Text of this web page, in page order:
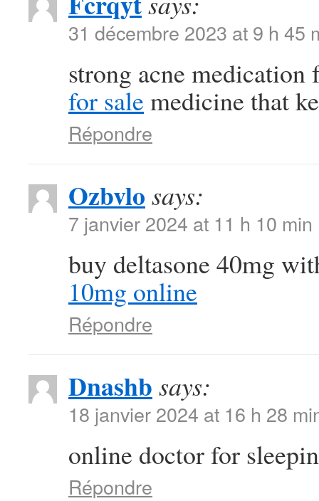
31 décembre 2023 at 9 h 45
strong acne
for sale medicine that
Répondre
Ozbvlo says:
7 janvier 2024 at 11 h 10 min
buy deltasone 40mg
10mg online
Répondre
Dnashb says:
18 janvier 2024 at 16 h 28
online doctor for
Répondre